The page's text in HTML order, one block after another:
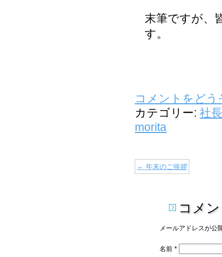
末筆ですが、
す。
コメントをどう
カテゴリー: 社
morita
← 年末のご挨拶
コメ
メールアドレスが公
名前*